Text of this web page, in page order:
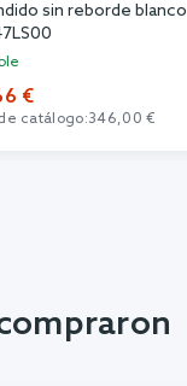
sin reborde blanco
€
catálogo:346,00 €